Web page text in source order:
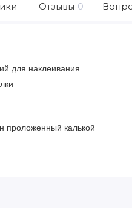
Отзывы 0
для наклеивания
проложенный калькой